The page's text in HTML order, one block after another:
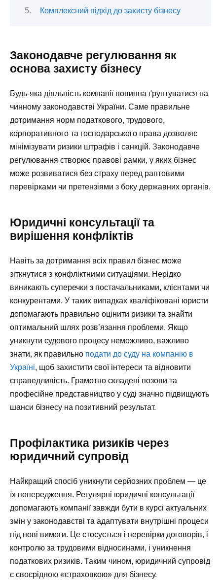
Комплексний підхід до захисту бізнесу
Законодавче регулювання як
основа захисту бізнесу
Будь-яка діяльність компанії повинна ґрунтуватися на
чинному законодавстві України. Саме правильне
дотримання норм податкового, трудового,
корпоративного та господарського права дозволяє
мінімізувати ризики штрафів і санкцій. Законодавче
регулювання створює правові рамки, у яких бізнес
може розвиватися без страху перед раптовими
перевірками чи претензіями з боку державних органів.
Юридичні консультації та
вирішення конфліктів
Навіть за дотримання всіх правил бізнес може
зіткнутися з конфліктними ситуаціями. Нерідко
виникають суперечки з постачальниками, клієнтами чи
конкурентами. У таких випадках кваліфіковані юристи
допомагають правильно оцінити ризики та знайти
оптимальний шлях розв’язання проблеми. Якщо
уникнути судового процесу неможливо, важливо
знати, як правильно подати до суду на компанію в
Україні, щоб захистити свої інтереси та відновити
справедливість. Грамотно складені позови та
професійне представництво у суді значно підвищують
шанси бізнесу на позитивний результат.
Профілактика ризиків через
юридичний супровід
Найкращий спосіб уникнути серйозних проблем — це
їх попередження. Регулярні юридичні консультації
допомагають компанії завжди бути в курсі актуальних
змін у законодавстві та адаптувати внутрішні процеси
під нові вимоги. Це стосується і перевірки договорів, і
контролю за трудовими відносинами, і уникнення
податкових ризиків. Таким чином, юридичний супровід
є своєрідною «страховкою» для бізнесу.